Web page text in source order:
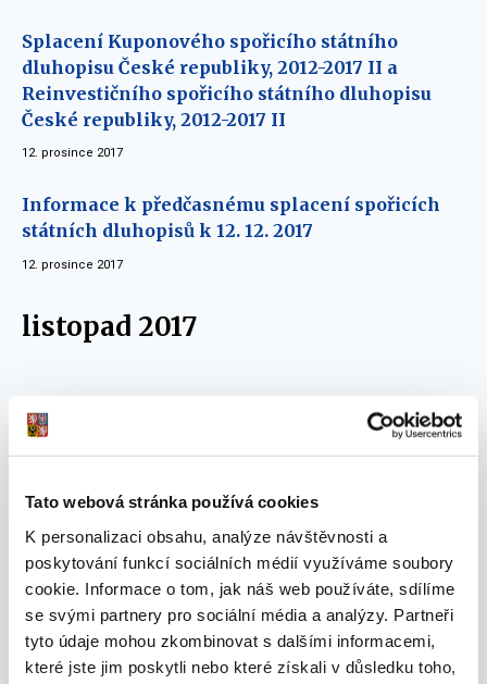
Tato webová stránka používá cookies
K personalizaci obsahu, analýze návštěvnosti a
poskytování funkcí sociálních médií využíváme soubory
cookie. Informace o tom, jak náš web používáte, sdílíme
se svými partnery pro sociální média a analýzy. Partneři
tyto údaje mohou zkombinovat s dalšími informacemi,
které jste jim poskytli nebo které získali v důsledku toho,
Splacení Kuponového spořicího státního
dluhopisu České republiky, 2012-2017 II a
Reinvestičního spořicího státního dluhopisu
České republiky, 2012-2017 II
12. prosince 2017
Informace k předčasnému splacení spořicích
státních dluhopisů k 12. 12. 2017
12. prosince 2017
listopad 2017
Oznámení Ministerstva financí o výnosu
PROTI-INFLAČNÍCH dluhopisů
září 2017
Informace k předčasnému splacení spořicích
státních dluhopisů k 12. 9. 2017
12. září 2017